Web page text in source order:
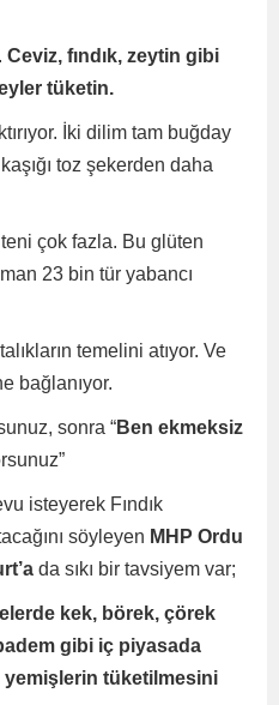
Ceviz, fındık, zeytin gibi
tüketin.
İki dilim tam buğday
toz şekerden daha
çok fazla. Bu glüten
23 bin tür yabancı
temelini atıyor. Ve
bağlanıyor.
sonra “Ben ekmeksiz
isteyerek Fındık
söyleyen MHP Ordu
da sıkı bir tavsiyem var;
kek, börek, çörek
gibi iç piyasada
yemişlerin tüketilmesini